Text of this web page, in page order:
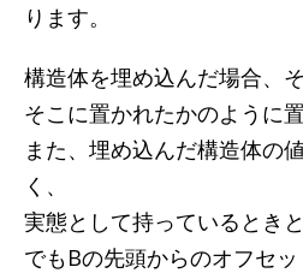
ります。
構造体を埋め込んだ場合、
そこに置かれたかのように置
また、埋め込んだ構造体の
く、
実態として持っているとき
でもBの先頭からのオフセッ